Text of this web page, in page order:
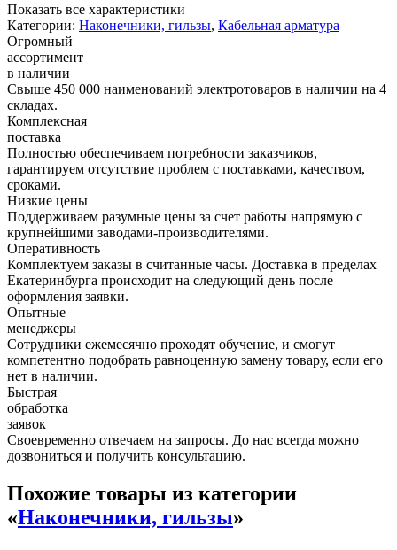
Показать все характеристики
Категории: Наконечники, гильзы, Кабельная арматура
Огромный
ассортимент
в наличии
Свыше 450 000 наименований электротоваров в наличии на 4
складах.
Комплексная
поставка
Полностью обеспечиваем потребности заказчиков,
гарантируем отсутствие проблем с поставками, качеством,
сроками.
Низкие цены
Поддерживаем разумные цены за счет работы напрямую с
крупнейшими заводами-производителями.
Оперативность
Комплектуем заказы в считанные часы. Доставка в пределах
Екатеринбурга происходит на следующий день после
оформления заявки.
Опытные
менеджеры
Сотрудники ежемесячно проходят обучение, и смогут
компетентно подобрать равноценную замену товару, если его
нет в наличии.
Быстрая
обработка
заявок
Своевременно отвечаем на запросы. До нас всегда можно
дозвониться и получить консультацию.
Похожие товары из категории
«Наконечники, гильзы»